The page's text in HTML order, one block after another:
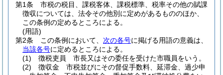
第1条
市税の税目、課税客体、課税標準、税率その他の賦課
徴収については、法令その他別に定めがあるもののほか、
この条例の定めるところによる。
(用語)
第2条
この条例において、 次の各号に掲げる用語の意義は、
当該各号に定めるところによる。
(1)
徴税吏員 市長又はその委任を受けた市職員をいう。
(2)
徴収金 市税並びにその督促手数料、延滞金、過少申